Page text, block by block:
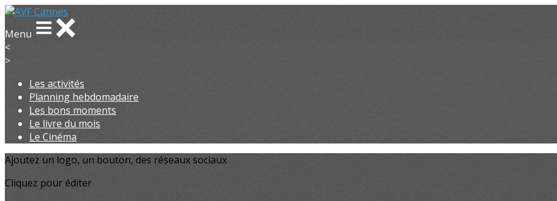
Menu
<
>
Les activités
Planning hebdomadaire
Les bons moments
Le livre du mois
Le Cinéma
Ajoutez un logo, un bouton, des réseaux sociaux
Cliquez pour éditer